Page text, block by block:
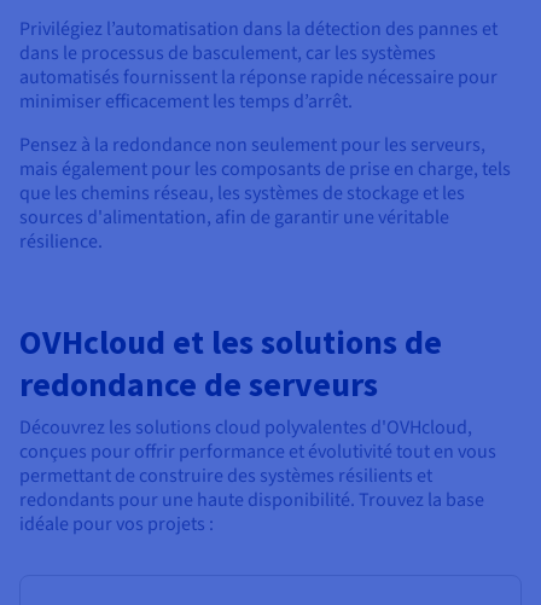
Privilégiez l’automatisation dans la détection des pannes et
dans le processus de basculement, car les systèmes
automatisés fournissent la réponse rapide nécessaire pour
minimiser efficacement les temps d’arrêt.
Pensez à la redondance non seulement pour les serveurs,
mais également pour les composants de prise en charge, tels
que les chemins réseau, les systèmes de stockage et les
sources d'alimentation, afin de garantir une véritable
résilience.
OVHcloud et les solutions de
redondance de serveurs
Découvrez les solutions cloud polyvalentes d'OVHcloud,
conçues pour offrir performance et évolutivité tout en vous
permettant de construire des systèmes résilients et
redondants pour une haute disponibilité. Trouvez la base
idéale pour vos projets :